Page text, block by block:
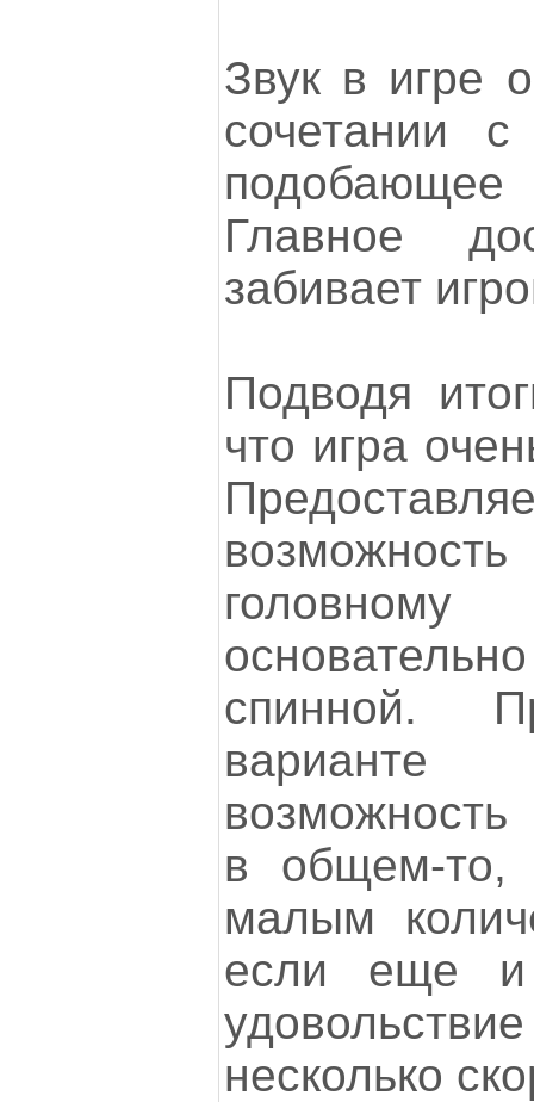
Звук в игре
сочетании
Главное
забивает
Подводя
что игра
спинной.
возможность
в общем-то,
малым
если еще и
несколько